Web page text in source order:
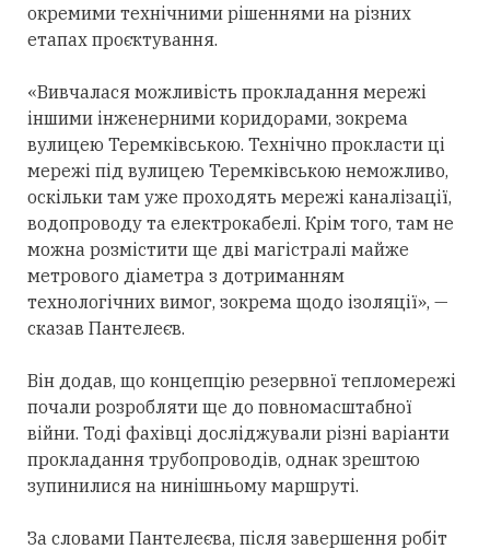
окремими технічними рішеннями на різних
етапах проєктування.
«Вивчалася можливість прокладання мережі
іншими інженерними коридорами, зокрема
вулицею Теремківською. Технічно прокласти ці
мережі під вулицею Теремківською неможливо,
оскільки там уже проходять мережі каналізації,
водопроводу та електрокабелі. Крім того, там не
можна розмістити ще дві магістралі майже
метрового діаметра з дотриманням
технологічних вимог, зокрема щодо ізоляції», —
сказав Пантелеєв.
Він додав, що концепцію резервної тепломережі
почали розробляти ще до повномасштабної
війни. Тоді фахівці досліджували різні варіанти
прокладання трубопроводів, однак зрештою
зупинилися на нинішньому маршруті.
За словами Пантелеєва, після завершення робіт